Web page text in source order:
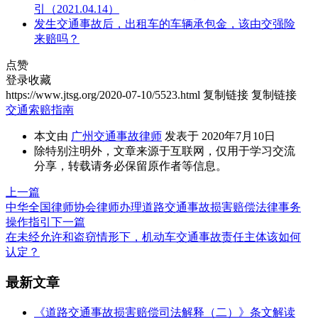
引（2021.04.14）
发生交通事故后，出租车的车辆承包金，该由交强险
来赔吗？
点赞
登录收藏
https://www.jtsg.org/2020-07-10/5523.html 复制链接 复制链接
交通索赔指南
本文由 广州交通事故律师 发表于 2020年7月10日
除特别注明外，文章来源于互联网，仅用于学习交流
分享，转载请务必保留原作者等信息。
上一篇
中华全国律师协会律师办理道路交通事故损害赔偿法律事务
操作指引 下一篇
在未经允许和盗窃情形下，机动车交通事故责任主体该如何
认定？
最新文章
《道路交通事故损害赔偿司法解释（二）》条文解读